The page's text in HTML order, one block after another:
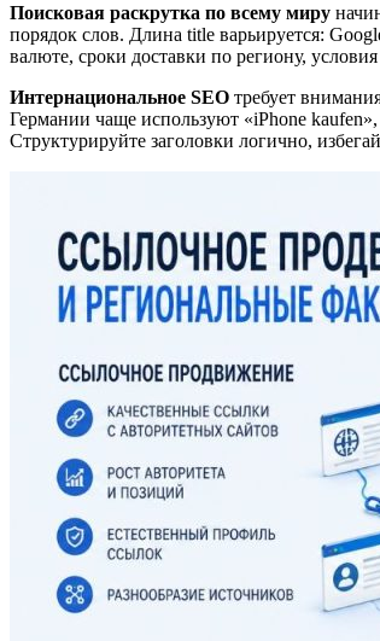
Поисковая раскрутка по всему миру
порядок слов. Длина title варьируется:
валюте, сроки доставки по региону,
Интернациональное SEO требует
Германии чаще используют «iPhone
Структурируйте заголовки логично,